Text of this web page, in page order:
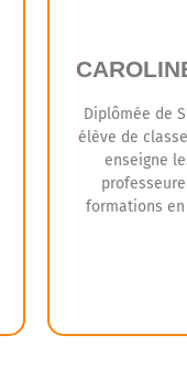
Diplômée de
élève de
enseigne
formations en